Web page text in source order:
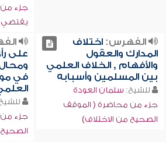
جزء من
يقتضي
الفهرس:اختلاف
المدارك والعقول
والأفهام , الخلاف العلمي
بين المسلمين وأسبابه
للشيخ: سلمان العودة
جزء من محاضرة ( الموقف
الصحيح من الاختلاف)
على
ومحال
في
جزء